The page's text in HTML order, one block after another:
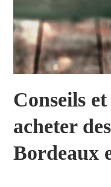
Conseils
acheter
Bordeaux